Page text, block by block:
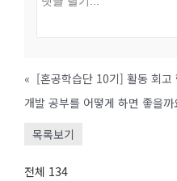
« [혼공학습단 10기] 활동 회고
개발 공부를 어떻게 하면 좋을
목록보기
전체 134